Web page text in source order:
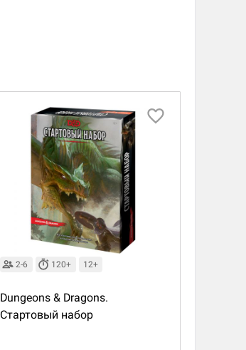
2-6 120+ 12+
Dungeons & Dragons.
Стартовый набор